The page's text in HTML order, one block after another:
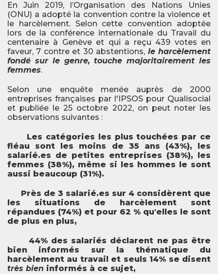
En Juin 2019, l’Organisation des Nations Unies
(ONU) a adopté la convention contre la violence et
le harcèlement. Selon cette convention adoptée
lors de la conférence internationale du Travail du
centenaire à Genève et qui a reçu 439 votes en
faveur, 7 contre et 30 abstentions, le harcèlement
fondé sur le genre, touche majoritairement les
femmes.
Selon une enquête menée auprès de 2000
entreprises françaises par l'IPSOS pour Qualisocial
et publiée le 25 octobre 2022, on peut noter les
observations suivantes :
Les catégories les plus touchées par ce
fléau sont les moins de 35 ans (43%), les
salarié.es de petites entreprises (38%), les
femmes (38%), même si les hommes le sont
aussi beaucoup (31%).
Près de 3 salarié.es sur 4 considèrent que
les situations de harcèlement sont
répandues (74%) et pour 62 % qu'elles le sont
de plus en plus,
44% des salariés déclarent ne pas être
bien informés sur la thématique du
harcèlement au travail et seuls 14% se disent
très bien informés à ce sujet,